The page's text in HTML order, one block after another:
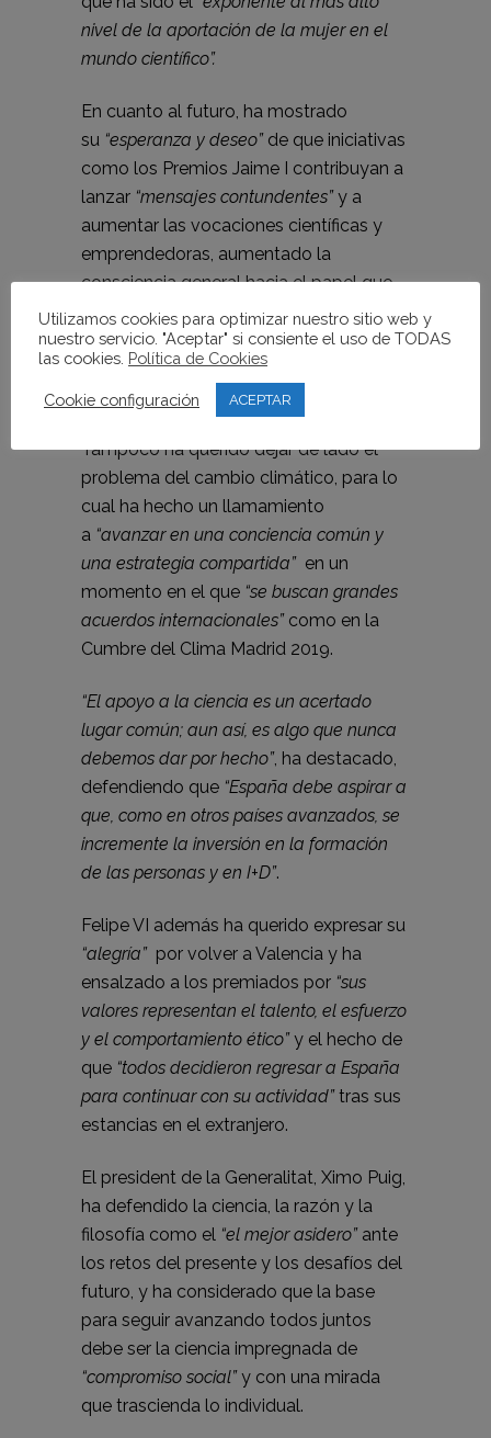
nivel de la aportación de la mujer en el
mundo científico”.
En cuanto al futuro, ha mostrado
su “esperanza y deseo” de que iniciativas
como los Premios Jaime I contribuyan a
lanzar “mensajes contundentes”y a
aumentar las vocaciones científicas y
emprendedoras, aumentado la
consciencia general hacia el papel que
juega la I+D+i y teniendo en mente el
objetivo de ir“más allá de nuestras
fronteras, contribuyendo a la imagen y
prestigio de España”.
Tampoco ha querido dejar de lado el
problema del cambio climático, para lo
cual ha hecho un llamamiento
a “avanzar en una conciencia común y
una estrategia compartida”en un
momento en el que “se buscan grandes
acuerdos internacionales”como en la
Cumbre del Clima Madrid 2019.
“El apoyo a la ciencia es un acertado
lugar común; aun así, es algo que nunca
debemos dar por hecho”, ha destacado,
defendiendo que “España debe aspirar a
que, como en otros países avanzados, se
incremente la inversión en la formación
de las personas y en I+D”.
Felipe VI además ha querido expresar su
“alegría” por volver a Valencia y ha
ensalzado a los premiados por “sus
valores representan el talento, el esfuerzo
y el comportamiento ético”y el hecho de
que “todos decidieron regresar a España
para continuar con su actividad”tras sus
estancias en el extranjero.
El president de la Generalitat, Ximo Puig,
ha defendido la ciencia, la razón y la
filosofía como el “el mejor asidero”ante
los retos del presente y los desafíos del
futuro, y ha considerado que la base
para seguir avanzando todos juntos
debe ser la ciencia impregnada de
“compromiso social”y con una mirada
que trascienda lo individual.
Utilizamos cookies para optimizar nuestro sitio web y
nuestro servicio. "Aceptar" si consiente el uso de TODAS
las cookies. Política de Cookies
Cookie configuración ACEPTAR